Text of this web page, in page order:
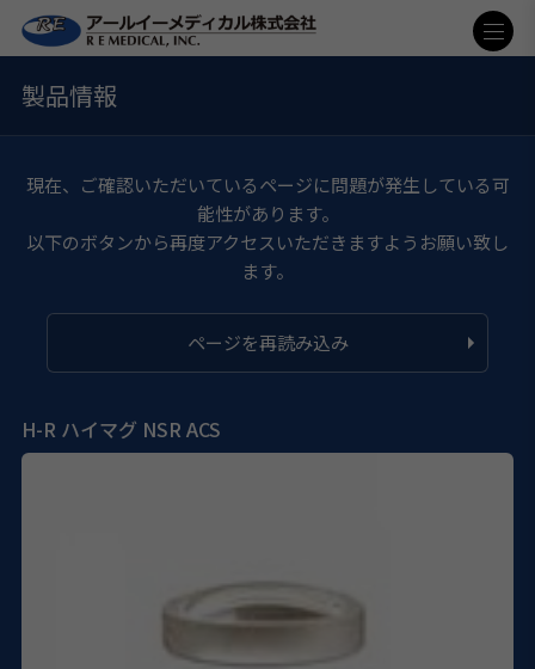
製品情報
現在、ご確認いただいているページに問題が発生している可
能性があります。
以下のボタンから再度アクセスいただきますようお願い致し
ます。
ページを再読み込み
H-R ハイマグ NSR ACS